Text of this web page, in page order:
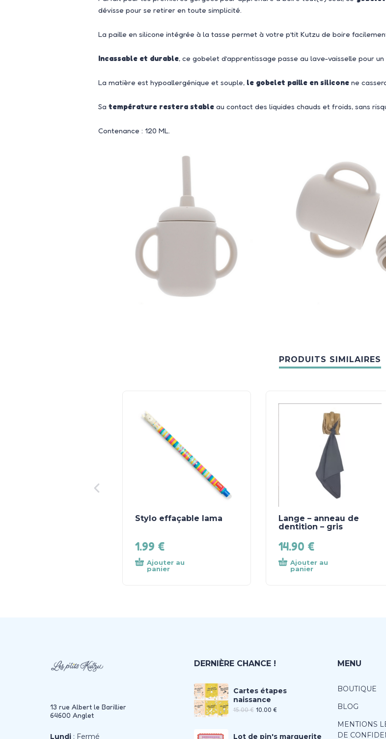
dévisse pour se retirer en toute simplicité.
La paille en silicone intégrée à la tasse permet à votre p’tit Kutzu de boire
Incassable et durable, ce gobelet d’apprentissage passe au lave-vaisselle pour
La matière est hypoallergénique et souple,le gobelet paille en siliconene
Sa température restera stable au contact des liquides chauds et froids, sans
Contenance : 120 ML.
PRODUITS SIMILAIRES
Stylo effaçable lama
1.99 €
Ajouter au
panier
Lange – anneau de
dentition – gris
14.90 €
Ajouter au
panier
13 rue Albert le Barillier
64600 Anglet
Lundi : Fermé
DERNIÈRE CHANCE !
Cartes étapes
naissance
15.00€ 10.00 €
Lot de pin's marguerite
MENU
BOUTIQUE
BLOG
MENTIONS
DE